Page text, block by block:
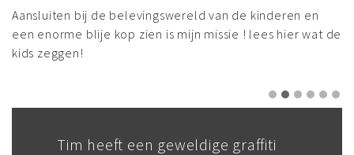
Aansluiten bij de belevingswereld van de kinderen en
een enorme blije kop zien is mijn missie ! lees hier wat de
kids zeggen!
Tim heeft een geweldige graffiti